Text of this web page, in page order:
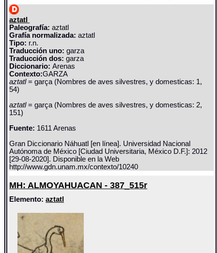
aztatl
Paleografía: aztatl
Grafía normalizada: aztatl
Tipo: r.n.
Traducción uno: garza
Traducción dos: garza
Diccionario:Arenas
Contexto:GARZA
aztatl= garça (Nombres de aves silvestres, y domesticas: 1,
54)
aztatl= garça (Nombres de aves silvestres, y domesticas: 2,
151)
Fuente: 1611 Arenas
Gran Diccionario Náhuatl [en línea]. Universidad Nacional
Autónoma de México [Ciudad Universitaria, México D.F.]: 2012
[29-08-2020]. Disponible en la Web
http://www.gdn.unam.mx/contexto/10240
MH: ALMOYAHUACAN - 387_515r
Elemento:aztatl